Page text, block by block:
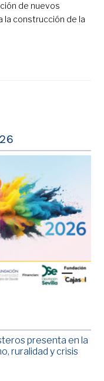
de nuevos
la construcción de la
presenta en la
ruralidad y crisis